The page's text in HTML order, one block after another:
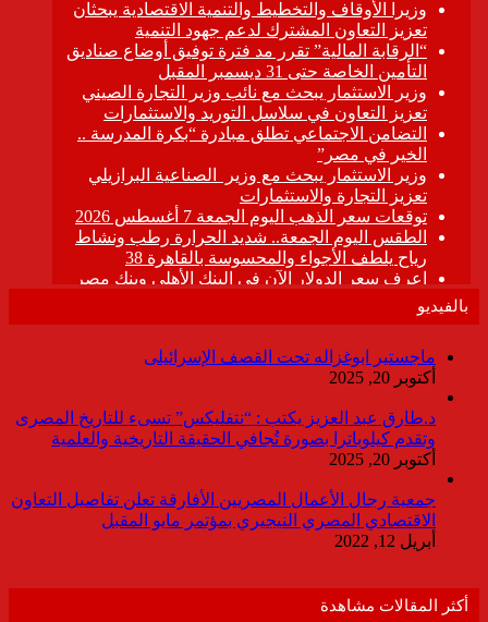
بالفيديو
ماجستير ابوغزاله تحت القصف الإسرائيلى
أكتوبر 20, 2025
د.طارق عبد العزيز يكتب : “نتفليكس” تسىء للتاريخ المصرى
وتقدم كيلوباترا بصورة تُجافي الحقيقة التاريخية والعلمية
أكتوبر 20, 2025
جمعية رجال الأعمال المصريين الأفارقة تعلن تفاصيل التعاون
الاقتصادي المصري النيجيري بمؤتمر مايو المقبل
أبريل 12, 2022
أكثر المقالات مشاهدة